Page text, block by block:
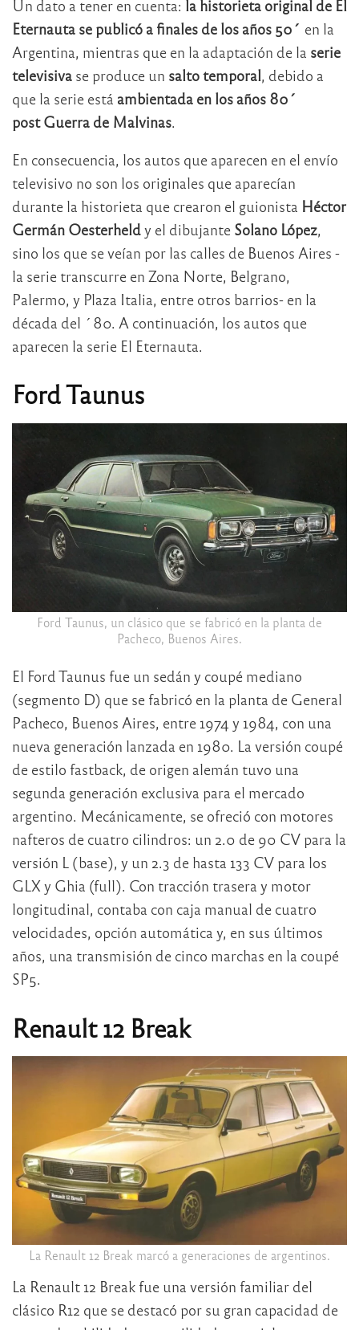
Un dato a tener en cuenta: la historieta original de El
Eternauta se publicó a finales de los años 50´ en la
Argentina, mientras que en la adaptación de la serie
televisiva se produce un salto temporal, debido a
que la serie está ambientada en los años 80´
postGuerra de Malvinas.
En consecuencia, los autos que aparecen en el envío
televisivo no son los originales que aparecían
durante la historieta que crearon el guionista Héctor
Germán Oesterheldy el dibujante Solano López,
sino los que se veían por las calles de Buenos Aires -
la serie transcurre en Zona Norte, Belgrano,
Palermo, y Plaza Italia, entre otros barrios- en la
década del ´80. A continuación, los autos que
aparecen la serie El Eternauta.
Ford Taunus
Ford Taunus, un clásico que se fabricó en la planta de
Pacheco, Buenos Aires.
El Ford Taunus fue un sedán y coupé mediano
(segmento D) que se fabricó en la planta de General
Pacheco, Buenos Aires, entre 1974 y 1984, con una
nueva generación lanzada en 1980. La versión coupé
de estilo fastback, de origen alemán tuvo una
segunda generación exclusiva para el mercado
argentino. Mecánicamente, se ofreció con motores
nafteros de cuatro cilindros: un 2.0 de 90 CV para la
versión L (base), y un 2.3 de hasta 133 CV para los
GLX y Ghia (full). Con tracción trasera y motor
longitudinal, contaba con caja manual de cuatro
velocidades, opción automática y, en sus últimos
años, una transmisión de cinco marchas en la coupé
SP5.
Renault 12 Break
La Renault 12 Break marcó a generaciones de argentinos.
La Renault 12 Break fue una versión familiar del
clásico R12 que se destacó por su gran capacidad de